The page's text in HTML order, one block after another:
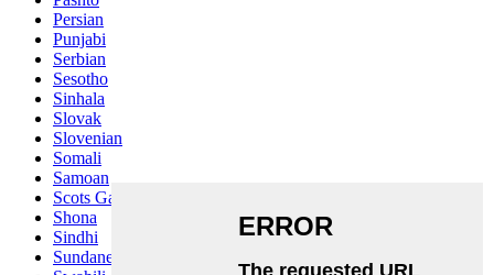
Persian
Punjabi
Serbian
Sesotho
Sinhala
Slovak
Slovenian
Somali
Samoan
Scots Gaelic
Shona
Sindhi
Sundanese